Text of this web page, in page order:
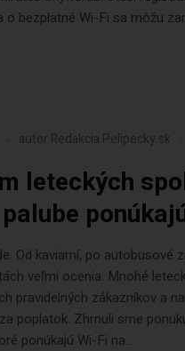
o bezplatné Wi-Fi sa môžu
autor Redakcia Pelipecky.sk
leteckých
Od kaviarní, po autobusové
veľmi ocenia. Mnohé
pravidelných zákazníkov a
poplatok. Zhrnuli sme
ponúkajú Wi-Fi na...